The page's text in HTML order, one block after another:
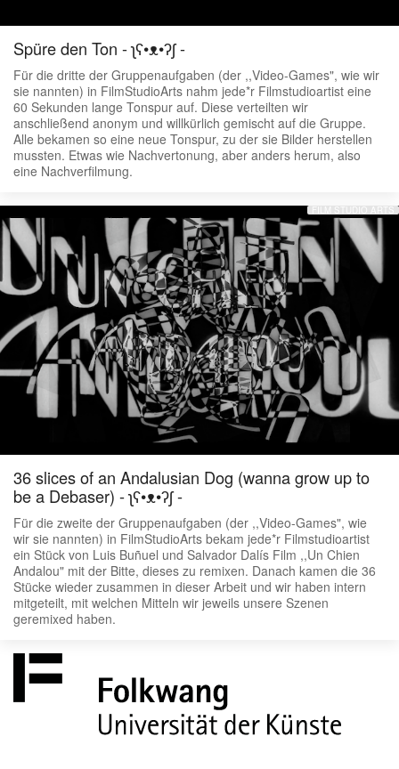
Spüre den Ton - ʅʕ•ᴥ•ʔʃ -
Für die dritte der Gruppenaufgaben (der ,,Video-Games", wie wir
sie nannten) in FilmStudioArts nahm jede*r Filmstudioartist eine
60 Sekunden lange Tonspur auf. Diese verteilten wir
anschließend anonym und willkürlich gemischt auf die Gruppe.
Alle bekamen so eine neue Tonspur, zu der sie Bilder herstellen
mussten. Etwas wie Nachvertonung, aber anders herum, also
eine Nachverfilmung.
FILM STUDIO ARTS
36 slices of an Andalusian Dog (wanna grow up to
be a Debaser) - ʅʕ•ᴥ•ʔʃ -
Für die zweite der Gruppenaufgaben (der ,,Video-Games", wie
wir sie nannten) in FilmStudioArts bekam jede*r Filmstudioartist
ein Stück von Luis Buñuel und Salvador Dalís Film ,,Un Chien
Andalou" mit der Bitte, dieses zu remixen. Danach kamen die 36
Stücke wieder zusammen in dieser Arbeit und wir haben intern
mitgeteilt, mit welchen Mitteln wir jeweils unsere Szenen
geremixed haben.